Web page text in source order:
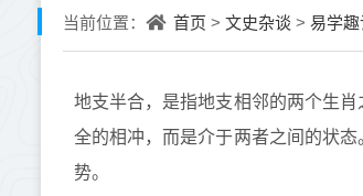
当前位置： 首页 > 文史杂谈 > 易学趣
地支半合，是指地支相邻的两个生
全的相冲，而是介于两者之间的状
势。